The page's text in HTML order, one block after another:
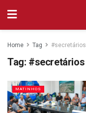
Home Tag #secretários
Tag: #secretários
MATINHOS